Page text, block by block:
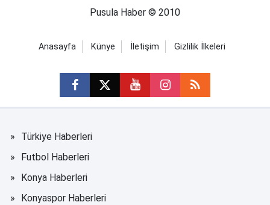
Pusula Haber © 2010
Anasayfa Künye İletişim Gizlilik İlkeleri
Türkiye Haberleri
Futbol Haberleri
Konya Haberleri
Konyaspor Haberleri